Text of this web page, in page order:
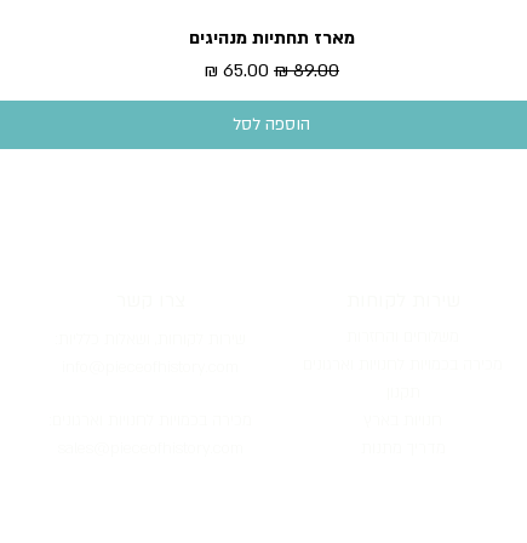
תצוגה מהירה
מארז תחתיות מנהיגים
מחיר רגיל מחיר מבצע
הוספה לסל